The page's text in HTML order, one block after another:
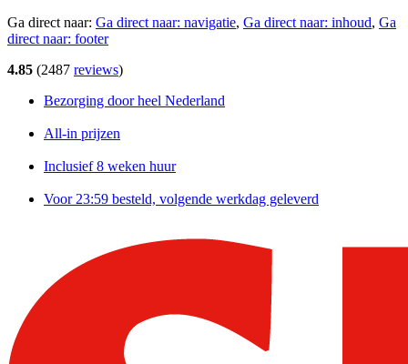
Ga direct naar: Ga direct naar: navigatie, Ga direct naar: inhoud, Ga
direct naar: footer
4.85 (2487 reviews)
Bezorging door heel Nederland
All-in prijzen
Inclusief 8 weken huur
Voor 23:59 besteld, volgende werkdag geleverd